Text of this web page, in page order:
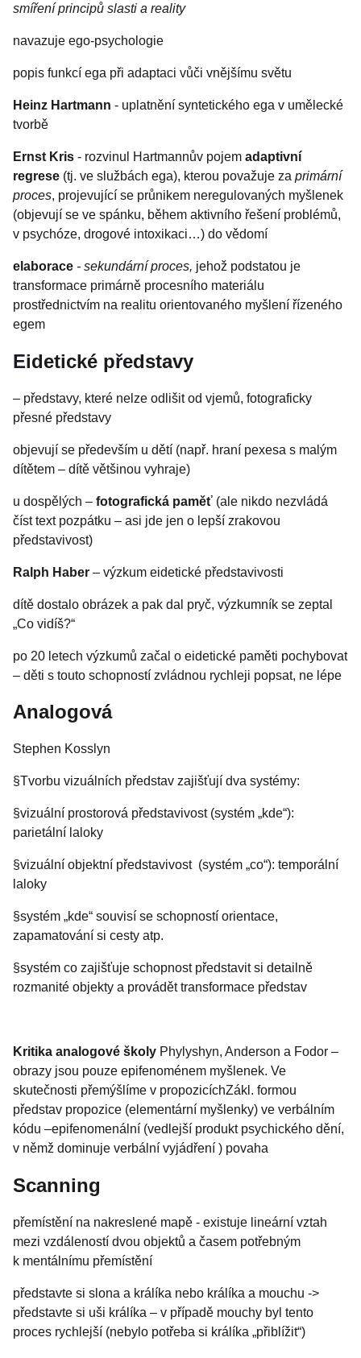
smíření principů slasti a reality
navazuje ego-psychologie
popis funkcí ega při adaptaci vůči vnějšímu světu
Heinz Hartmann - uplatnění syntetického ega v umělecké
tvorbě
Ernst Kris - rozvinul Hartmannův pojem adaptivní
regrese (tj. ve službách ega), kterou považuje za primární
proces, projevující se průnikem neregulovaných myšlenek
(objevují se ve spánku, během aktivního řešení problémů,
v psychóze, drogové intoxikaci…) do vědomí
elaborace - sekundární proces, jehož podstatou je
transformace primárně procesního materiálu
prostřednictvím na realitu orientovaného myšlení řízeného
egem
Eidetické představy
– představy, které nelze odlišit od vjemů, fotograficky
přesné představy
objevují se především u dětí (např. hraní pexesa s malým
dítětem – dítě většinou vyhraje)
u dospělých – fotografická paměť (ale nikdo nezvládá
číst text pozpátku – asi jde jen o lepší zrakovou
představivost)
Ralph Haber – výzkum eidetické představivosti
dítě dostalo obrázek a pak dal pryč, výzkumník se zeptal
„Co vidíš?“
po 20 letech výzkumů začal o eidetické paměti pochybovat
– děti s touto schopností zvládnou rychleji popsat, ne lépe
Analogová
Stephen Kosslyn
§Tvorbu vizuálních představ zajišťují dva systémy:
§vizuální prostorová představivost (systém „kde“):
parietální laloky
§vizuální objektní představivost (systém „co“): temporální
laloky
§systém „kde“ souvisí se schopností orientace,
zapamatování si cesty atp.
§systém co zajišťuje schopnost představit si detailně
rozmanité objekty a provádět transformace představ
Kritika analogové školy Phylyshyn, Anderson a Fodor –
obrazy jsou pouze epifenoménem myšlenek. Ve
skutečnosti přemýšlíme v propozicíchZákl. formou
představ propozice (elementární myšlenky) ve verbálním
kódu –epifenomenální (vedlejší produkt psychického dění,
v němž dominuje verbální vyjádření ) povaha
Scanning
přemístění na nakreslené mapě - existuje lineární vztah
mezi vzdáleností dvou objektů a časem potřebným
k mentálnímu přemístění
představte si slona a králíka nebo králíka a mouchu ->
představte si uši králíka – v případě mouchy byl tento
proces rychlejší (nebylo potřeba si králíka „přiblížit“)